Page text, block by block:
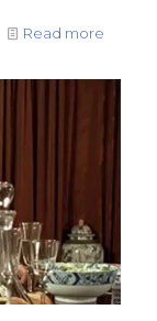
Read more